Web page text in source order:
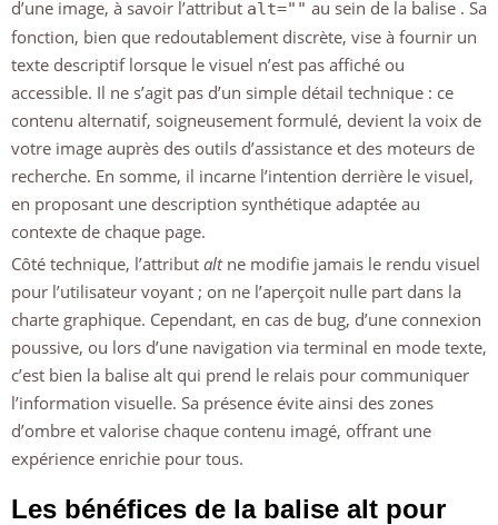
d’une image, à savoir l’attribut alt="" au sein de la balise . Sa
fonction, bien que redoutablement discrète, vise à fournir un
texte descriptif lorsque le visuel n’est pas affiché ou
accessible. Il ne s’agit pas d’un simple détail technique : ce
contenu alternatif, soigneusement formulé, devient la voix de
votre image auprès des outils d’assistance et des moteurs de
recherche. En somme, il incarne l’intention derrière le visuel,
en proposant une description synthétique adaptée au
contexte de chaque page.
Côté technique, l’attribut altne modifie jamais le rendu visuel
pour l’utilisateur voyant ; on ne l’aperçoit nulle part dans la
charte graphique. Cependant, en cas de bug, d’une connexion
poussive, ou lors d’une navigation via terminal en mode texte,
c’est bien la balise alt qui prend le relais pour communiquer
l’information visuelle. Sa présence évite ainsi des zones
d’ombre et valorise chaque contenu imagé, offrant une
expérience enrichie pour tous.
Les bénéfices de la balise alt pour